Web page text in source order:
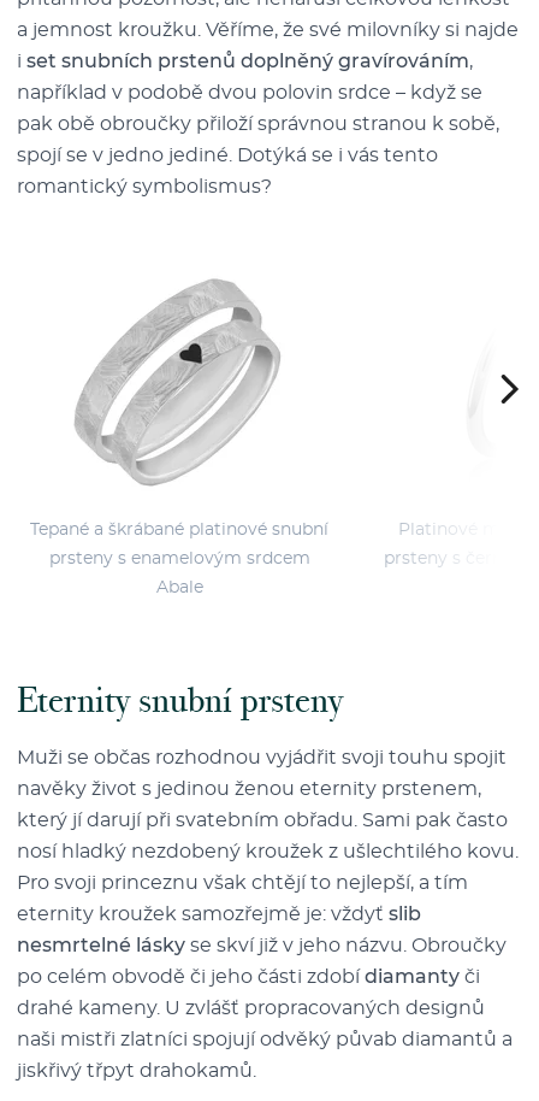
a jemnost kroužku. Věříme, že své milovníky si najde
i set snubních prstenů doplněný gravírováním,
například v podobě dvou polovin srdce – když se
pak obě obroučky přiloží správnou stranou k sobě,
spojí se v jedno jediné. Dotýká se i vás tento
romantický symbolismus?
Tepané a škrábané platinové snubní
prsteny s enamelovým srdcem
Abale
Platinové
prsteny s černým
Eternity snubní prsteny
Muži se občas rozhodnou vyjádřit svoji touhu spojit
navěky život s jedinou ženou eternity prstenem,
který jí darují při svatebním obřadu. Sami pak často
nosí hladký nezdobený kroužek z ušlechtilého kovu.
Pro svoji princeznu však chtějí to nejlepší, a tím
eternity kroužek samozřejmě je: vždyť slib
nesmrtelné lásky se skví již v jeho názvu. Obroučky
po celém obvodě či jeho části zdobídiamanty či
drahé kameny. U zvlášť propracovaných designů
naši mistři zlatníci spojují odvěký půvab diamantů a
jiskřivý třpyt drahokamů.